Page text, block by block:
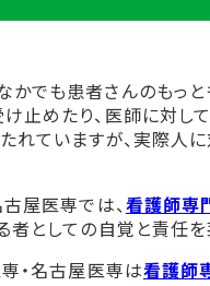
でも患者さんのもっと
止めたり、医師に対し
れていますが、実際人
屋医専では、看護師専
としての自覚と責任を
・名古屋医専は看護師